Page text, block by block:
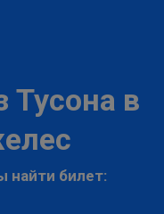
Тусона в
найти билет: